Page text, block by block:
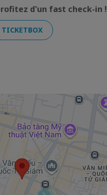
d'un fast check-in !
TICKETBOX